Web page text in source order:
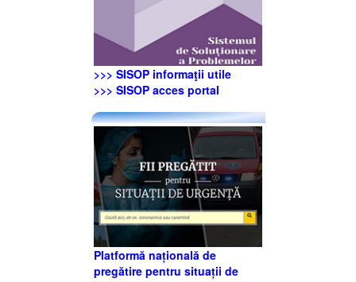
>>> SISOP informaţii utile
>>> SISOP acces portal
Platformă națională de
pregătire pentru situații de